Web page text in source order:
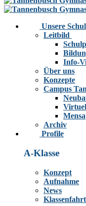
Unsere
Leitbild
Info-
Über uns
Konzepte
Campus
Mensa
Archiv
Profile
A-Klasse
Konzept
Aufnahme
News